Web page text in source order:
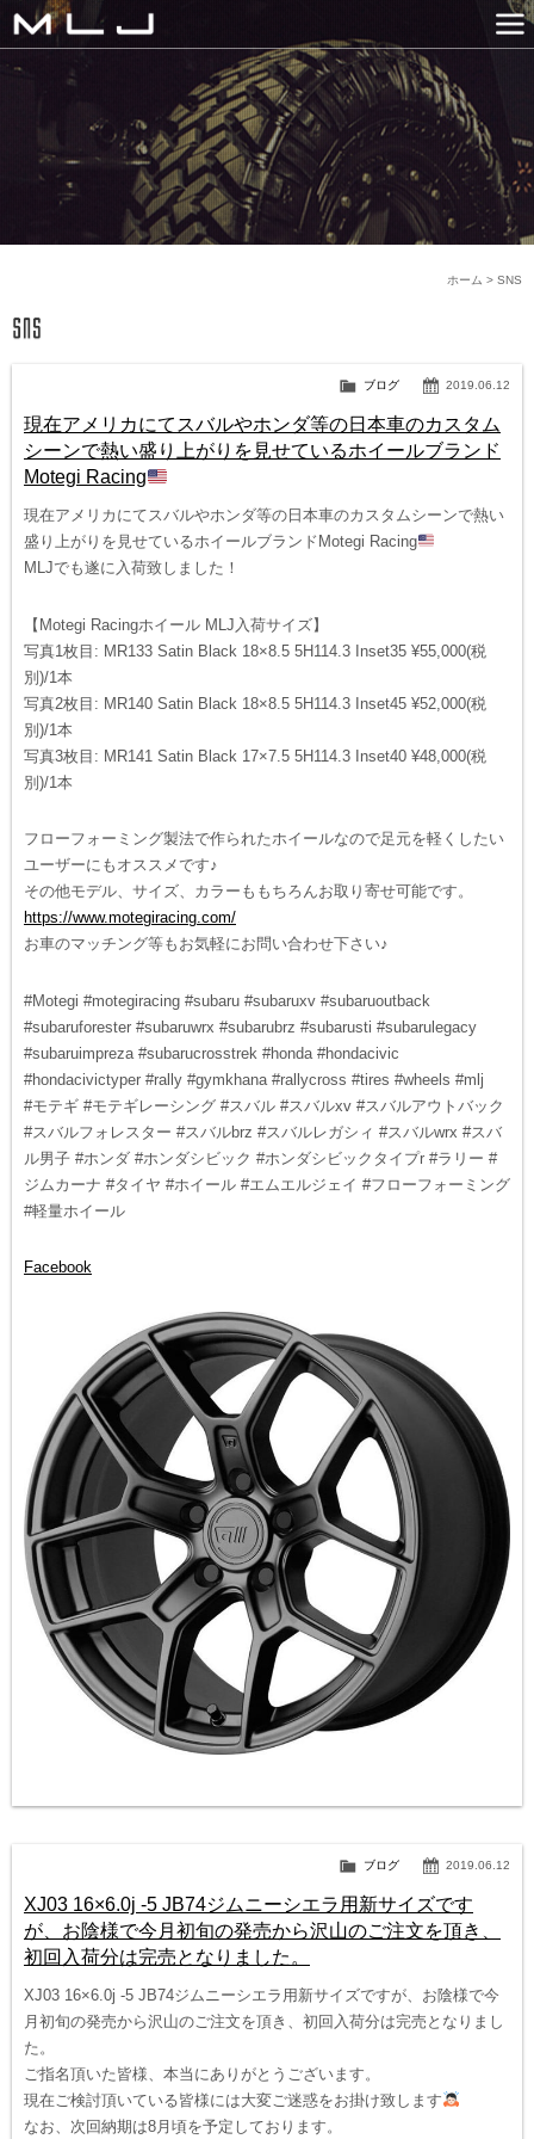
MLJ / Lexani(レクサーニ
GALLERY
SNS
NEWS
COMPANY
HISTORY
CONTACT US
LINK
SNS
ホーム >
2019.06.12
ブログ
現在アメリカにてスバルやホンダ等の日本車のカスタム
シーンで熱い盛り上がりを見せているホイールブランド
Motegi Racing
現在アメリカにてスバルやホンダ等の日本車のカスタムシーンで熱い
盛り上がりを見せているホイールブランドMotegi Racing
MLJでも遂に入荷致しました！
【Motegi Racingホイール MLJ入荷サイズ】
写真1枚目: MR133 Satin Black 18×8.5 5H114.3 Inset35 ¥55,000(税
別)/1本
写真2枚目: MR140 Satin Black 18×8.5 5H114.3 Inset45 ¥52,000(税
別)/1本
写真3枚目: MR141 Satin Black 17×7.5 5H114.3 Inset40 ¥48,000(税
別)/1本
フローフォーミング製法で作られたホイールなので足元を軽くしたい
ユーザーにもオススメです♪
その他モデル、サイズ、カラーももちろんお取り寄せ可能です。
https://www.motegiracing.com/
お車のマッチング等もお気軽にお問い合わせ下さい♪
#Motegi #motegiracing #subaru #subaruxv #subaruoutback
#subaruforester #subaruwrx #subarubrz #subarusti #subarulegacy
#subaruimpreza #subarucrosstrek #honda #hondacivic
#hondacivictyper #rally #gymkhana #rallycross #tires #wheels #mlj
#モテギ #モテギレーシング #スバル #スバルxv #スバルアウトバック
#スバルフォレスター #スバルbrz #スバルレガシィ #スバルwrx #スバ
ル男子 #ホンダ #ホンダシビック #ホンダシビックタイプr #ラリー #
ジムカーナ #タイヤ #ホイール #エムエルジェイ #フローフォーミング
#軽量ホイール
Facebook
2019.06.12
ブログ
XJ03 16×6.0j -5 JB74ジムニーシエラ用新サイズです
が、お陰様で今月初旬の発売から沢山のご注文を頂き、
初回入荷分は完売となりました。
XJ03 16×6.0j -5 JB74ジムニーシエラ用新サイズですが、お陰様で今
月初旬の発売から沢山のご注文を頂き、初回入荷分は完売となりまし
た。
ご指名頂いた皆様、本当にありがとうございます。
現在ご検討頂いている皆様には大変ご迷惑をお掛け致します
なお、次回納期は8月頃を予定しております。